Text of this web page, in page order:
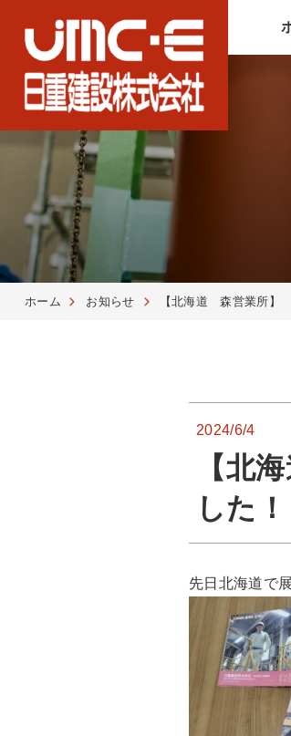
ホーム お知らせ 【北海道 森営業所】
2024/6/4
【北
した！
先日北海道で